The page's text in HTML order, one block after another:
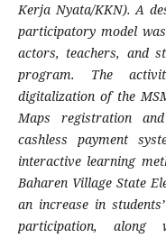
Kerja Nyata/KKN). A
participatory model
actors, teachers, and
program. The
digitalization of the
Maps registration
cashless payment
interactive learning
Baharen Village State
an increase in
participation, along